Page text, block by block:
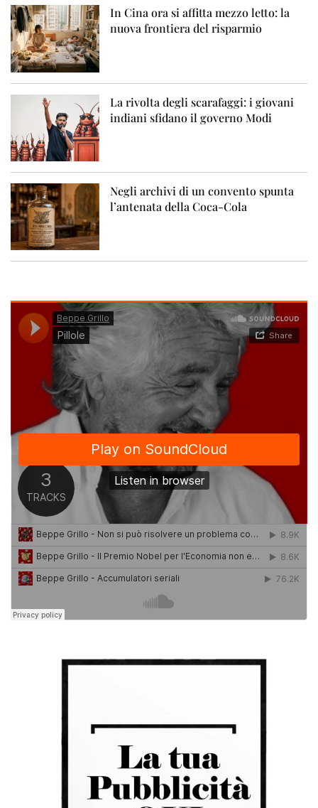
In Cina ora si affitta mezzo letto: la
nuova frontiera del risparmio
La rivolta degli scarafaggi: i giovani
indiani sfidano il governo Modi
Negli archivi di un convento spunta
l’antenata della Coca-Cola